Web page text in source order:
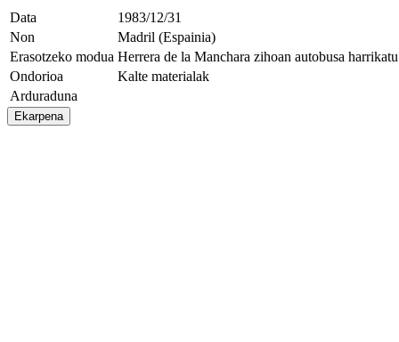
Data
1983/12/31
Non
Madril (Espainia)
Erasotzeko modua Herrera de la Manchara zihoan autobusa
Ondorioa
Kalte materialak
Arduraduna